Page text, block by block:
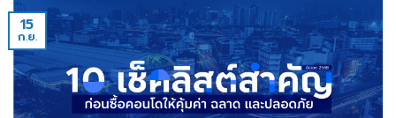
15
ก.ย.